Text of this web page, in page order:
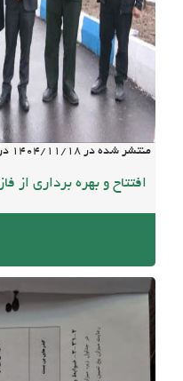
منتشر شده در 1404/11/18
افتتاح و بهره برداری از